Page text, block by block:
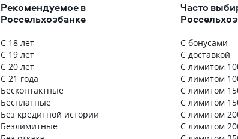
Рекомендуемое в
Россельхозбанке
С 18 лет
С 19 лет
С 20 лет
С 21 года
Бесконтактные
Бесплатные
Без кредитной истории
Безлимитные
Часто
С бонусами
С доставкой
С лимитом
С лимитом
С лимитом
С лимитом
С лимитом
С лимитом